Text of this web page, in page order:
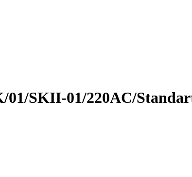
SKII-01/220AC/